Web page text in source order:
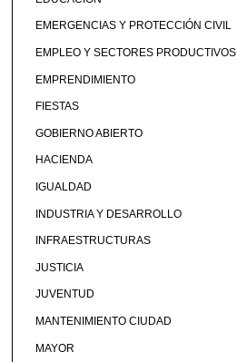
EMERGENCIAS Y PROTECCIÓN CIVIL
EMPLEO Y SECTORES PRODUCTIVOS
EMPRENDIMIENTO
FIESTAS
GOBIERNO ABIERTO
HACIENDA
IGUALDAD
INDUSTRIA Y DESARROLLO
INFRAESTRUCTURAS
JUSTICIA
JUVENTUD
MANTENIMIENTO CIUDAD
MAYOR